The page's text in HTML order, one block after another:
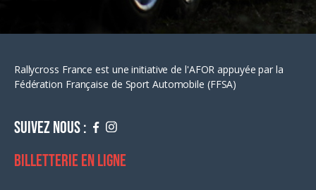
Rallycross France est une initiative de l'AFOR appuyée par la
Fédération Française de Sport Automobile (FFSA)
Suivez nous :
Billetterie en ligne